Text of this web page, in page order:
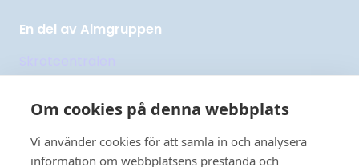
Om cookies på denna webbplats
Vi använder cookies för att samla in och analysera
information om webbplatsens prestanda och
En del av Almgruppen
UppsalaHandelsstål
Handelsstål Gävle